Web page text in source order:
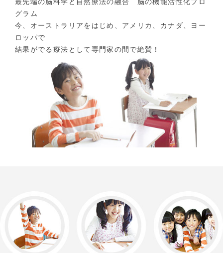
最先端の脳科学と自然療法の融合 脳の機能活性化プロ
グラム
今、オーストラリアをはじめ、アメリカ、カナダ、ヨー
ロッパで
結果がでる療法として専門家の間で絶賛！